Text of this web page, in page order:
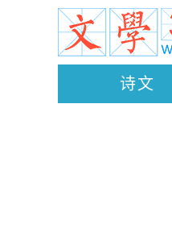
诗文